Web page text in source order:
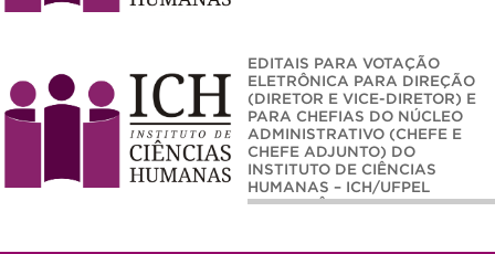
EDITAIS PARA VOTAÇÃO
ELETRÔNICA PARA DIREÇÃO
(DIRETOR E VICE-DIRETOR) E
PARA CHEFIAS DO NÚCLEO
ADMINISTRATIVO (CHEFE E
CHEFE ADJUNTO) DO
INSTITUTO DE CIÊNCIAS
HUMANAS – ICH/UFPEL
(QUADRIÊNIO 2026-2030)